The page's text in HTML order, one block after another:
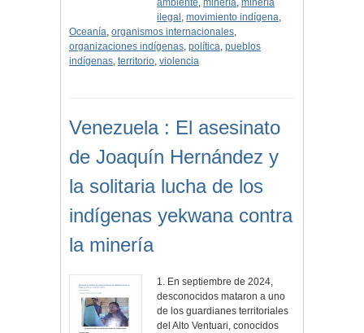
ambiente,minería,minería
ilegal ,movimiento indígena,
Oceanía, organismos internacionales,
organizaciones indígenas, política, pueblos
indígenas, territorio, violencia
Venezuela : El asesinato
de Joaquín Hernández y
la solitaria lucha de los
indígenas yekwana contra
la minería
1. En septiembre de 2024,
desconocidos mataron a uno
de los guardianes territoriales
del Alto Ventuari, conocidos